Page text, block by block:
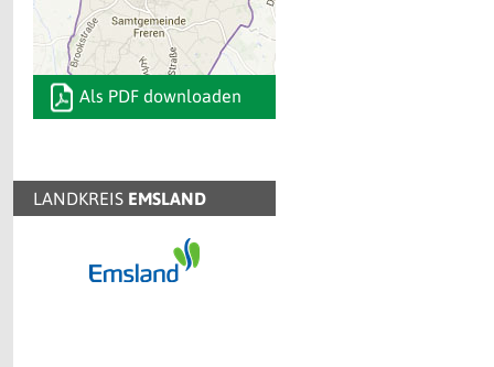
Als PDF downloaden
LANDKREIS EMSLAND